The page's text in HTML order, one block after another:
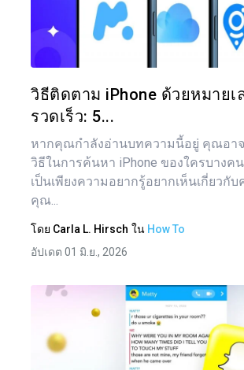
วิธีติดตาม iPhone ด้วยหมายเ
รวดเร็ว: 5...
หากคุณกำลังอ่านบทความนี้อยู่ คุณอา
วิธีในการค้นหา iPhone ของใครบางค
เป็นเพียงความอยากรู้อยากเห็นเกี่ยวกั
คุณ...
โดย Carla L. Hirsch ใน How To
อัปเดต 01 มิ.ย., 2026